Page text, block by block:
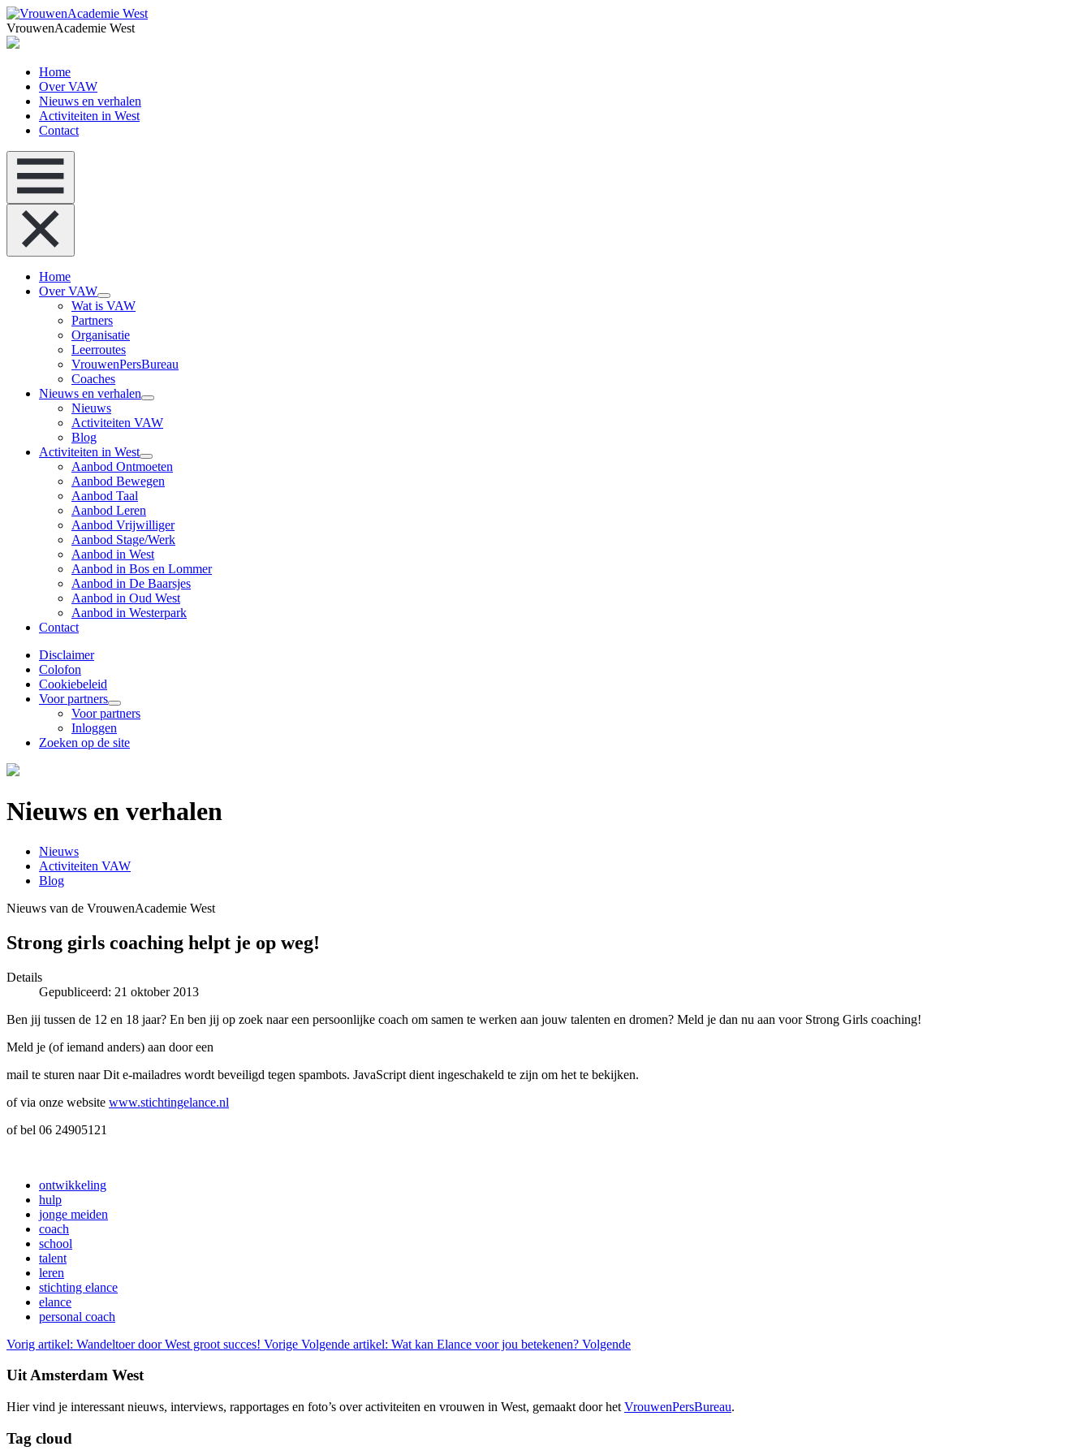
VrouwenAcademie West
Home
Over VAW
Nieuws en verhalen
Activiteiten in West
Contact
Home
Over VAW
Wat is VAW
Partners
Organisatie
Leerroutes
VrouwenPersBureau
Coaches
Nieuws en verhalen
Nieuws
Activiteiten VAW
Blog
Activiteiten in West
Aanbod Ontmoeten
Aanbod Bewegen
Aanbod Taal
Aanbod Leren
Aanbod Vrijwilliger
Aanbod Stage/Werk
Aanbod in West
Aanbod in Bos en Lommer
Aanbod in De Baarsjes
Aanbod in Oud West
Aanbod in Westerpark
Contact
Disclaimer
Colofon
Cookiebeleid
Voor partners
Voor partners
Inloggen
Zoeken op de site
Nieuws en verhalen
Nieuws
Activiteiten VAW
Blog
Nieuws van de VrouwenAcademie West
Strong girls coaching helpt je op weg!
Details
Gepubliceerd: 21 oktober 2013
Ben jij tussen de 12 en 18 jaar? En ben jij op zoek naar een persoonlijke coach om samen te werken aan jouw talenten en dromen? Meld je dan nu aan voor Strong Girls coaching!
Meld je (of iemand anders) aan door een
mail te sturen naarDit e-mailadres wordt beveiligd tegen spambots. JavaScript dient ingeschakeld te zijn om het te bekijken.
of via onze website www.stichtingelance.nl
of bel 06 24905121
ontwikkeling
hulp
jonge meiden
coach
school
talent
leren
stichting elance
elance
personal coach
Vorig artikel: Wandeltoer door West groot succes! Vorige Volgende artikel: Wat kan Elance voor jou betekenen? Volgende
Uit Amsterdam West
Hier vind je interessant nieuws, interviews, rapportages en foto’s over activiteiten en vrouwen in West, gemaakt door het VrouwenPersBureau.
Tag cloud